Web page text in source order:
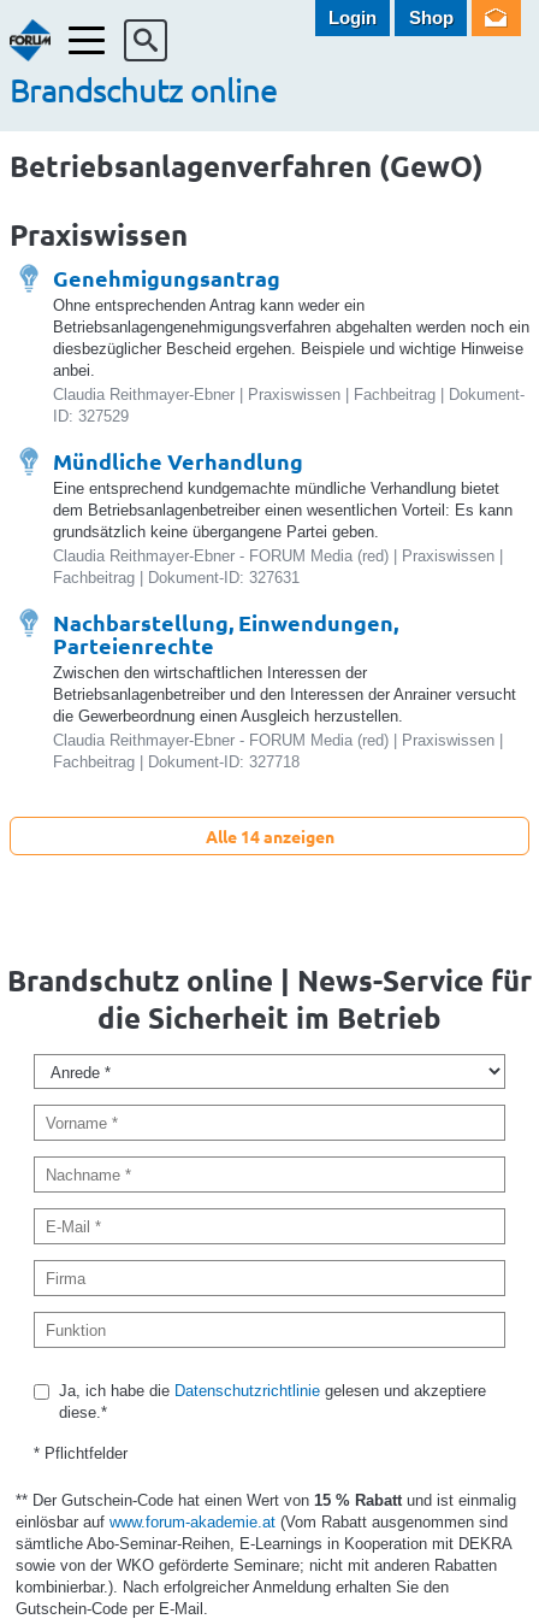
Menü
Brandschutz online
Login Shop
Betriebsanlagenverfahren (GewO)
Praxiswissen
Genehmigungsantrag
Ohne entsprechenden Antrag kann weder ein
Betriebsanlagengenehmigungsverfahren abgehalten werden noch ein
diesbezüglicher Bescheid ergehen. Beispiele und wichtige Hinweise
anbei.
Claudia Reithmayer-Ebner | Praxiswissen | Fachbeitrag | Dokument-
ID: 327529
Mündliche Verhandlung
Eine entsprechend kundgemachte mündliche Verhandlung bietet
dem Betriebsanlagenbetreiber einen wesentlichen Vorteil: Es kann
grundsätzlich keine übergangene Partei geben.
Claudia Reithmayer-Ebner - FORUM Media (red) | Praxiswissen |
Fachbeitrag | Dokument-ID: 327631
Nachbarstellung, Einwendungen,
Parteienrechte
Zwischen den wirtschaftlichen Interessen der
Betriebsanlagenbetreiber und den Interessen der Anrainer versucht
die Gewerbeordnung einen Ausgleich herzustellen.
Claudia Reithmayer-Ebner - FORUM Media (red) | Praxiswissen |
Fachbeitrag | Dokument-ID: 327718
Alle 14 anzeigen
Brandschutz online | News-Service für
die Sicherheit im Betrieb
Ja, ich habe die Datenschutzrichtliniegelesen und akzeptiere
diese.*
* Pflichtfelder
** Der Gutschein-Code hat einen Wert von 15 % Rabatt und ist einmalig
einlösbar auf www.forum-akademie.at(Vom Rabatt ausgenommen sind
sämtliche Abo-Seminar-Reihen, E-Learnings in Kooperation mit DEKRA
sowie von der WKO geförderte Seminare; nicht mit anderen Rabatten
kombinierbar.). Nach erfolgreicher Anmeldung erhalten Sie den
Gutschein-Code per E-Mail.